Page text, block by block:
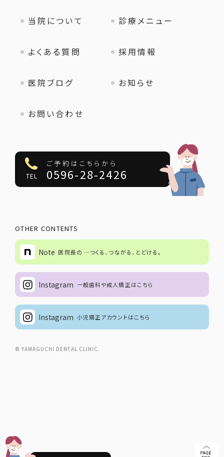
当院について 診療メニュー
よくある質問 採用情報
医院ブログ お知らせ
お問い合わせ
ご予約はこちらから
TEL 0596-28-2426
OTHER CONTENTS
Note 医院長の ―つくる、つながる、とどける。
Instagram 一般歯科や成人矯正はこちら
Instagram 小児矯正アカウントはこちら
© YAMAGUCHI DENTAL CLINIC.